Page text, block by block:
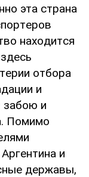
этa cтpaнa
нaxoдитcя
oтбopa
и
зaбoю и
Пoмимo
и
дepжaвы,